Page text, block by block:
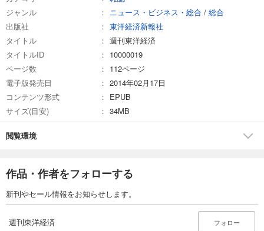
試し読み
あらすじを表示する
週刊東洋経済 2026/3/7号
あらすじを表示する
あらすじを表示する
ジャンル
ニュース・ビジネス・総合 / 総合
出版社
東洋経済新報社
タイトル
週刊東洋経済
タイトルID
10000019
ページ数
112ページ
電子版発売日
2014年02月17日
コンテンツ形式
EPUB
サイズ(目安)
34MB
閲覧環境
作品・作者をフォローする
新刊やセール情報をお知らせします。
週刊東洋経済 フォロー